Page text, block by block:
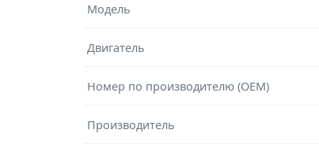
Модель
Двигатель
Номер по производителю (OEM)
Производитель